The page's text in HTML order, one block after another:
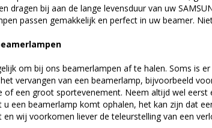
dragen bij aan de lange levensduur van uw
passen gemakkelijk en perfect in uw beamer.
om bij ons beamerlampen af te halen. Soms is
vervangen van een beamerlamp, bijvoorbeeld
of een groot sportevenement. Neem altijd wel eerst
u een beamerlamp komt ophalen, het kan zijn dat
en wij voorkomen liever de teleurstelling van een